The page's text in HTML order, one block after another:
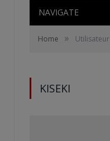
NAVIGATE
Home » Utilisateur
KISEKI